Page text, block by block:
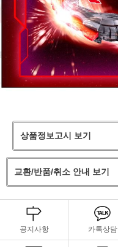
상품정보고시 보기
교환/반품/취소 안내 보기
공지사항 카톡상담